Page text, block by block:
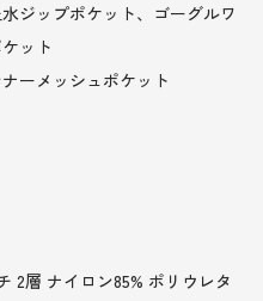
ジップポケット、ゴーグルワ
ット
ーメッシュポケット
2層 ナイロン85% ポリウレタ